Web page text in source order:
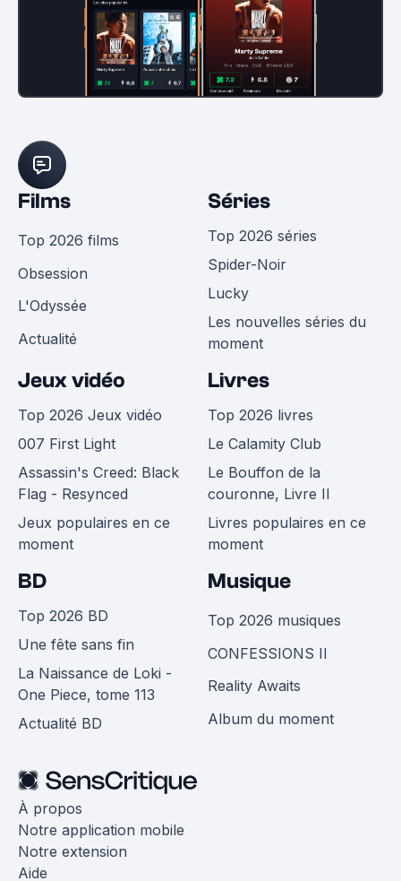
Films
Top 2026 films
Obsession
L'Odyssée
Actualité
Séries
Top 2026 séries
Spider-Noir
Lucky
Les nouvelles séries du
moment
Jeux vidéo
Top 2026 Jeux vidéo
007 First Light
Assassin's Creed: Black
Flag - Resynced
Jeux populaires en ce
moment
Livres
Top 2026 livres
Le Calamity Club
Le Bouffon de la
couronne, Livre II
Livres populaires en ce
moment
BD
Top 2026 BD
Une fête sans fin
La Naissance de Loki -
One Piece, tome 113
Actualité BD
Musique
Top 2026 musiques
CONFESSIONS II
Reality Awaits
Album du moment
À propos
Notre application mobile
Notre extension
Aide